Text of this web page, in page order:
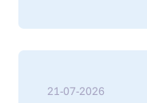
21-07-2026